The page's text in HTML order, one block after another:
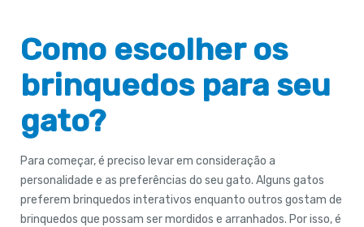
Como escolher os
brinquedos para seu
gato?
Para começar, é preciso levar em consideração a
personalidade e as preferências do seu gato. Alguns gatos
preferem brinquedos interativos enquanto outros gostam de
brinquedos que possam ser mordidos e arranhados. Por isso, é